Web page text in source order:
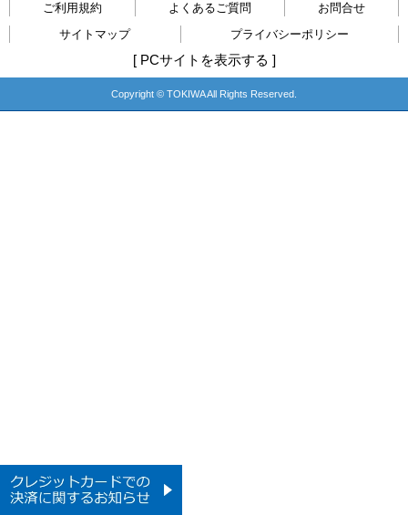
ご利用規約
よくあるご質問
お問合せ
サイトマップ
プライバシーポリシー
[ PCサイトを表示する ]
Copyright © TOKIWA All Rights Reserved.